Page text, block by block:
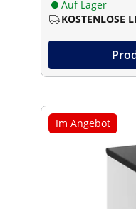
Auf Lager
KOSTENLOSE
Im Angebot